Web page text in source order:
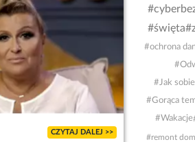
CZYTAJ DALEJ >>
#święta
#ochrona
#Jak
#Gorąca
#Wakacje
#remont